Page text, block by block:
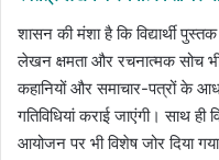
शासन की मंशा है कि विद्यार्थी
लेखन क्षमता और रचनात्मक सोच
कहानियों और समाचार-पत्रों के
गतिविधियां कराई जाएंगी। साथ
आयोजन पर भी विशेष जोर दिया